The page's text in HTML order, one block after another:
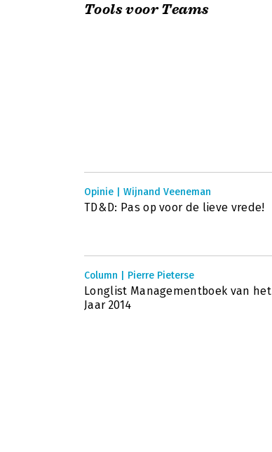
Tools voor Teams
Opinie | Wijnand Veeneman
TD&D: Pas op voor de lieve vrede!
Column | Pierre Pieterse
Longlist Managementboek van het
Jaar 2014